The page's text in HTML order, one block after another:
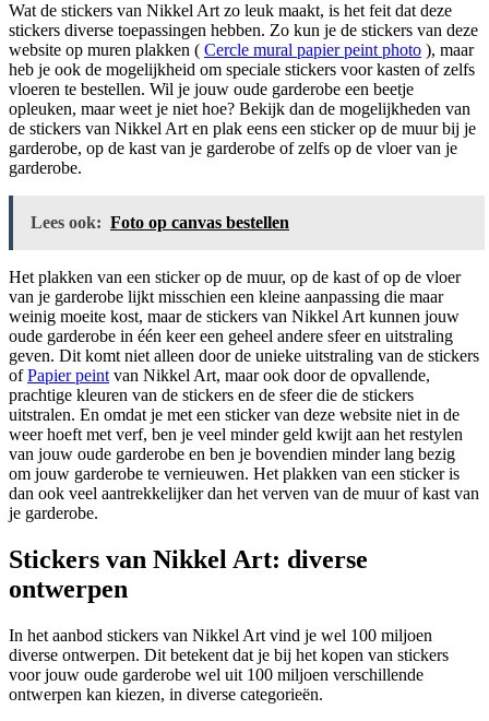
Wat de stickers van Nikkel Art zo leuk maakt, is het feit dat deze
stickers diverse toepassingen hebben. Zo kun je de stickers van deze
website op muren plakken ( Cercle mural papier peint photo ), maar
heb je ook de mogelijkheid om speciale stickers voor kasten of zelfs
vloeren te bestellen. Wil je jouw oude garderobe een beetje
opleuken, maar weet je niet hoe? Bekijk dan de mogelijkheden van
de stickers van Nikkel Art en plak eens een sticker op de muur bij je
garderobe, op de kast van je garderobe of zelfs op de vloer van je
garderobe.
Lees ook: Foto op canvas bestellen
Het plakken van een sticker op de muur, op de kast of op de vloer
van je garderobe lijkt misschien een kleine aanpassing die maar
weinig moeite kost, maar de stickers van Nikkel Art kunnen jouw
oude garderobe in één keer een geheel andere sfeer en uitstraling
geven. Dit komt niet alleen door de unieke uitstraling van de stickers
ofPapier peintvan Nikkel Art, maar ook door de opvallende,
prachtige kleuren van de stickers en de sfeer die de stickers
uitstralen. En omdat je met een sticker van deze website niet in de
weer hoeft met verf, ben je veel minder geld kwijt aan het restylen
van jouw oude garderobe en ben je bovendien minder lang bezig
om jouw garderobe te vernieuwen. Het plakken van een sticker is
dan ook veel aantrekkelijker dan het verven van de muur of kast van
je garderobe.
Stickers van Nikkel Art: diverse
ontwerpen
In het aanbod stickers van Nikkel Art vind je wel 100 miljoen
diverse ontwerpen. Dit betekent dat je bij het kopen van stickers
voor jouw oude garderobe wel uit 100 miljoen verschillende
ontwerpen kan kiezen, in diverse categorieën.